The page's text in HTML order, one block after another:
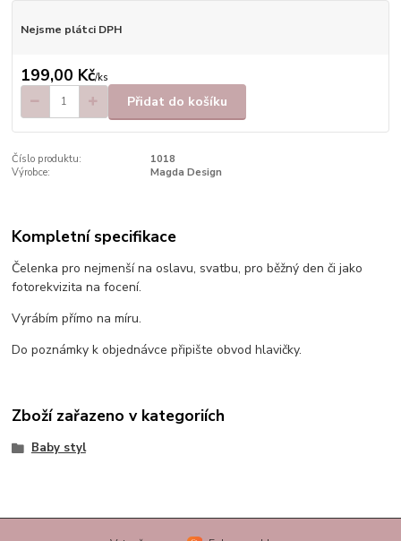
Nejsme plátci DPH
199,00 Kč/ks
Přidat do košíku
Číslo produktu:
1018
Výrobce:
Magda Design
Kompletní specifikace
Čelenka pro nejmenší na oslavu, svatbu, pro běžný den či jako
fotorekvizita na focení.
Vyrábím přímo na míru.
Do poznámky k objednávce připište obvod hlavičky.
Zboží zařazeno v kategoriích
Baby styl